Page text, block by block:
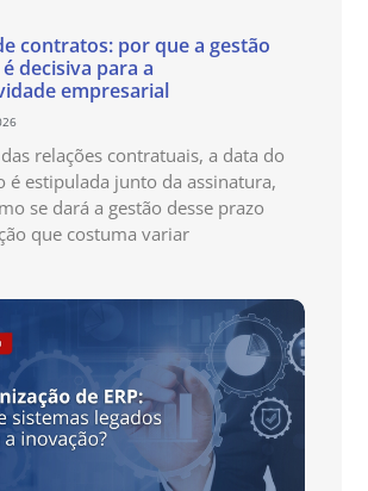
contratos: por que a gestão
decisiva para a
empresarial
relações contratuais, a data do
é estipulada junto da assinatura,
se dará a gestão desse prazo
que costuma variar